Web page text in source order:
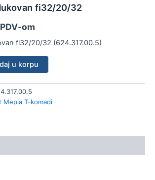
fi32/20/32
om
fi32/20/32 (624.317.00.5)
u korpu
Mepla T-komadi